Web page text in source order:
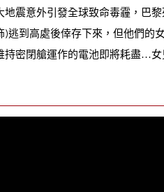
地震意外引發全球致命毒霾，巴
)逃到高處後倖存下來，但他們的
持密閉艙運作的電池即將耗盡…